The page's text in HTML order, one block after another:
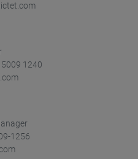
5009 1240
1256